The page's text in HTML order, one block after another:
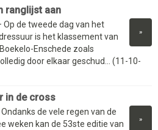
ranglijst aan
»
Op de tweede dag van het
is het klassement van
Enschede zoals
door elkaar geschud... (11-10-
in de cross
»
Ondanks de vele regen van de
weken kan de 53ste editie van